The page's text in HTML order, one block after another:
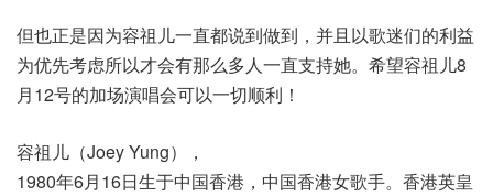
但也正是因为容祖儿一直都说到做到，并且以歌迷们的利益
为优先考虑所以才会有那么多人一直支持她。希望容祖儿8
月12号的加场演唱会可以一切顺利！
容祖儿（Joey Yung），
1980年6月16日生于中国香港，中国香港女歌手。香港英皇